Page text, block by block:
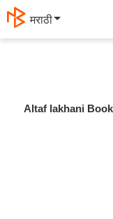
मराठी
Altaf lakhani